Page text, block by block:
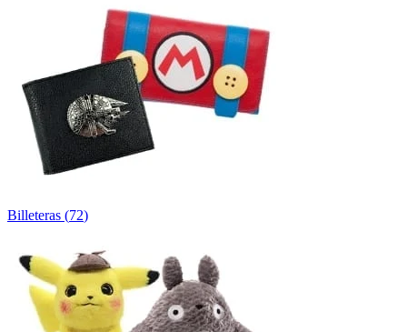
Billeteras (72)